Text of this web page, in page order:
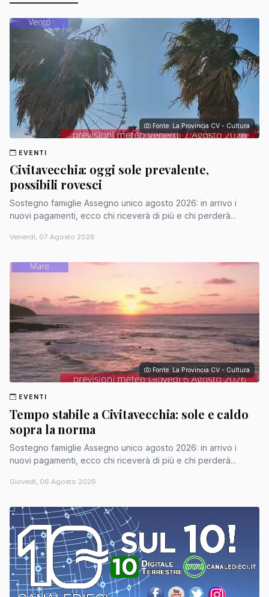
Fonte: La Provincia CV - Cultura
EVENTI
Civitavecchia: oggi sole prevalente,
possibili rovesci
Sostegno famiglie Assegno unico agosto 2026: in arrivo i
nuovi pagamenti, ecco chi riceverà di più e chi perderà...
Venerdì, 07 Agosto 2026
Fonte: La Provincia CV - Cultura
EVENTI
Tempo stabile a Civitavecchia: sole e caldo
sopra la norma
Sostegno famiglie Assegno unico agosto 2026: in arrivo i
nuovi pagamenti, ecco chi riceverà di più e chi perderà...
Giovedì, 06 Agosto 2026